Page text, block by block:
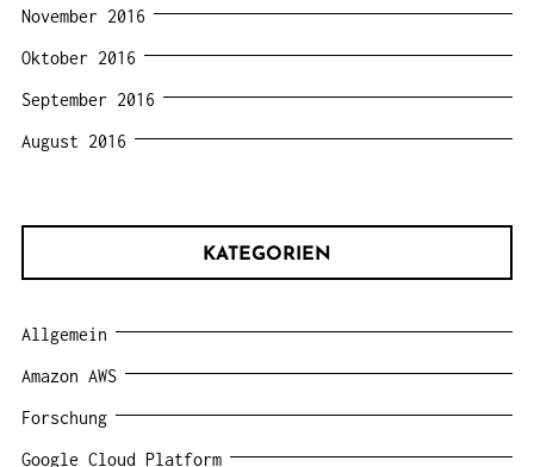
November 2016
Oktober 2016
September 2016
August 2016
KATEGORIEN
Allgemein
Amazon AWS
Forschung
Google Cloud Platform